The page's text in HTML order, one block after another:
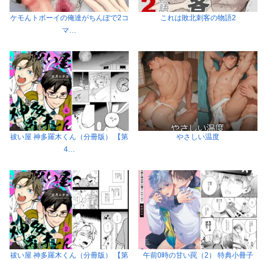
ケモんトボーイの俺達がちんぽで2コ
マ…
これは敗北刺客の物語2
祓い屋 神多羅木くん（分冊版） 【第
4…
やさしい温度
祓い屋 神多羅木くん（分冊版） 【第
午前0時の甘い罠（2） 特典小冊子